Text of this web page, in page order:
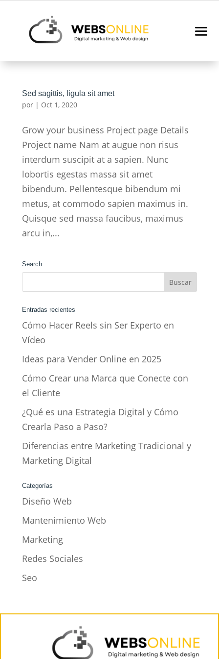
Sed sagittis, ligula sit amet
por | Oct 1, 2020
Grow your business Project page Details
Project name Nam at augue non risus
interdum suscipit at a sapien. Nunc
lobortis egestas massa sit amet
bibendum. Pellentesque bibendum mi
metus, at commodo sapien maximus in.
Quisque sed massa faucibus, maximus
arcu in,...
Search
Entradas recientes
Cómo Hacer Reels sin Ser Experto en
Vídeo
Ideas para Vender Online en 2025
Cómo Crear una Marca que Conecte con
el Cliente
¿Qué es una Estrategia Digital y Cómo
Crearla Paso a Paso?
Diferencias entre Marketing Tradicional y
Marketing Digital
Categorías
Diseño Web
Mantenimiento Web
Marketing
Redes Sociales
Seo